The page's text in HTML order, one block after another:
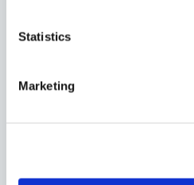
Statistics
Marketing
Le joint d'étanchéité moulé
excellente résistance à
nécessitent une faible
sans silicone a une viscosité
lumière UV/visible en